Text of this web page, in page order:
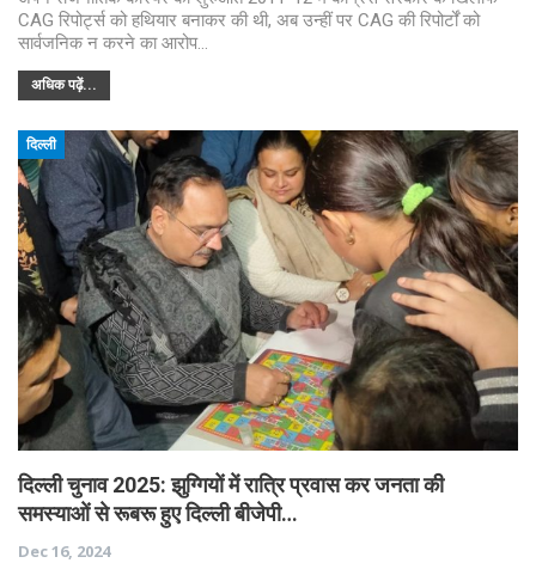
CAG रिपोर्ट्स को हथियार बनाकर की थी, अब उन्हीं पर CAG की रिपोर्टों को
सार्वजनिक न करने का आरोप…
अधिक पढ़ें...
दिल्ली
दिल्ली चुनाव 2025: झुग्गियों में रात्रि प्रवास कर जनता की
समस्याओं से रूबरू हुए दिल्ली बीजेपी…
Dec 16, 2024